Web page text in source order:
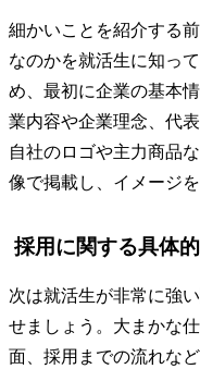
細かいことを紹介する
なのかを就活生に知っ
め、最初に企業の基本
業内容や企業理念、代
自社のロゴや主力商品
像で掲載し、イメージ
採用に関する具体
次は就活生が非常に強
せましょう。大まかな
面、採用までの流れな